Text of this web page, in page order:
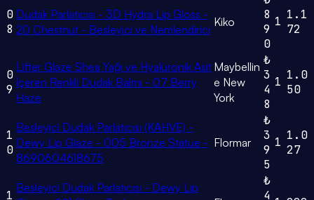
0
8
Dudak Parlatıcısı - 3D Hydra Lip Gloss -
20 Chestnut - Besleyici ve Nemlendirici
Kiko
8
9
0
1 1.1
72
0
9
Lifter Glaze Shea Yağı ve Hyalüronik Asit
İçeren Renkli Dudak Balmı - 07 Berry
Haze
Maybellin
e New
York
₺
3
4
8
1 1.0
50
1
0
Besleyici Dudak Parlatıcısı (KAHVE) -
Dewy Lip Glaze - 005 Bronze Statue -
8690604618675
Flormar
₺
3
9
5
1 1.0
27
1
Besleyici Dudak Parlatıcısı - Dewy Lip
₺
4